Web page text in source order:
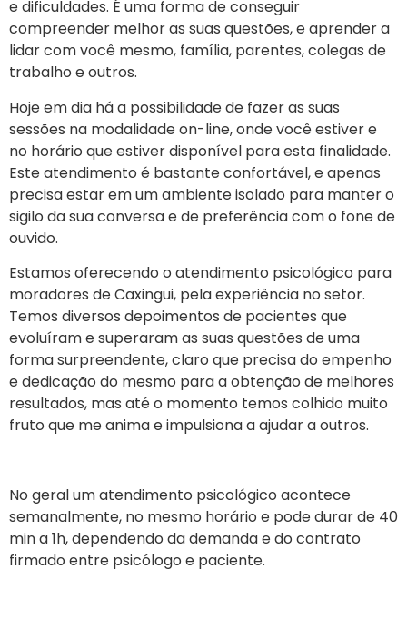
e dificuldades. É uma forma de conseguir
compreender melhor as suas questões, e aprender a
lidar com você mesmo, família, parentes, colegas de
trabalho e outros.
Hoje em dia há a possibilidade de fazer as suas
sessões na modalidade on-line, onde você estiver e
no horário que estiver disponível para esta finalidade.
Este atendimento é bastante confortável, e apenas
precisa estar em um ambiente isolado para manter o
sigilo da sua conversa e de preferência com o fone de
ouvido.
Estamos oferecendo o atendimento psicológico para
moradores de Caxingui, pela experiência no setor.
Temos diversos depoimentos de pacientes que
evoluíram e superaram as suas questões de uma
forma surpreendente, claro que precisa do empenho
e dedicação do mesmo para a obtenção de melhores
resultados, mas até o momento temos colhido muito
fruto que me anima e impulsiona a ajudar a outros.
No geral um atendimento psicológico acontece
semanalmente, no mesmo horário e pode durar de 40
min a 1h, dependendo da demanda e do contrato
firmado entre psicólogo e paciente.